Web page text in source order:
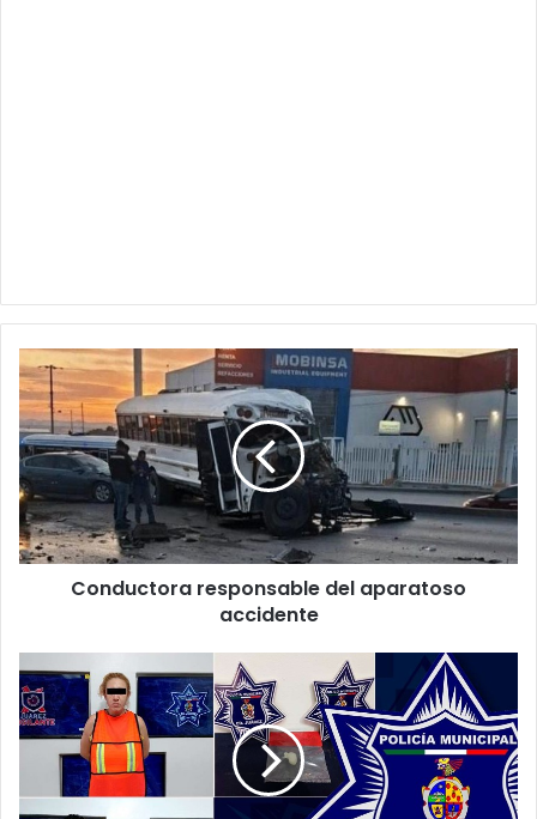
Conductora
responsable
del
aparatoso
accidente
Conductora responsable del aparatoso
accidente
tres
presuntos
n4rc0menud1stas
en